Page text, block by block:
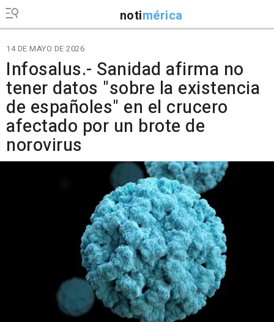
notimérica
14 DE MAYO DE 2026
Infosalus.- Sanidad afirma no
tener datos "sobre la existencia
de españoles" en el crucero
afectado por un brote de
norovirus